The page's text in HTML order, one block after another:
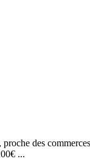
des
...